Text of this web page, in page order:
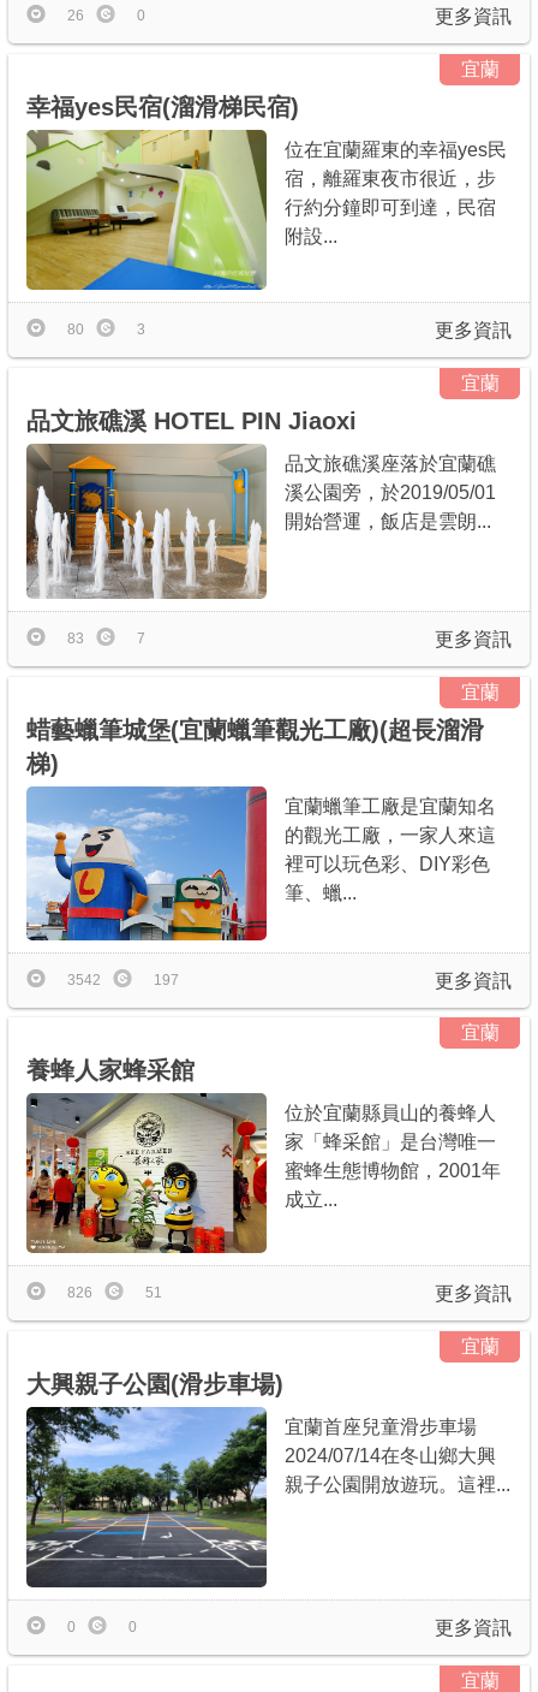
更多資訊
26 0
宜蘭
幸福yes民宿(溜滑梯民宿)
位在宜蘭羅東的幸福yes民
宿，離羅東夜市很近，步
行約分鐘即可到達，民宿
附設...
更多資訊
80 3
宜蘭
品文旅礁溪 HOTEL PIN Jiaoxi
品文旅礁溪座落於宜蘭礁
溪公園旁，於2019/05/01
開始營運，飯店是雲朗...
更多資訊
83 7
宜蘭
蜡藝蠟筆城堡(宜蘭蠟筆觀光工廠)(超長溜滑
梯)
宜蘭蠟筆工廠是宜蘭知名
的觀光工廠，一家人來這
裡可以玩色彩、DIY彩色
筆、蠟...
更多資訊
3542 197
宜蘭
養蜂人家蜂采館
位於宜蘭縣員山的養蜂人
家「蜂采館」是台灣唯一
蜜蜂生態博物館，2001年
成立...
更多資訊
826 51
宜蘭
大興親子公園(滑步車場)
宜蘭首座兒童滑步車場
2024/07/14在冬山鄉大興
親子公園開放遊玩。這裡...
更多資訊
0 0
宜蘭